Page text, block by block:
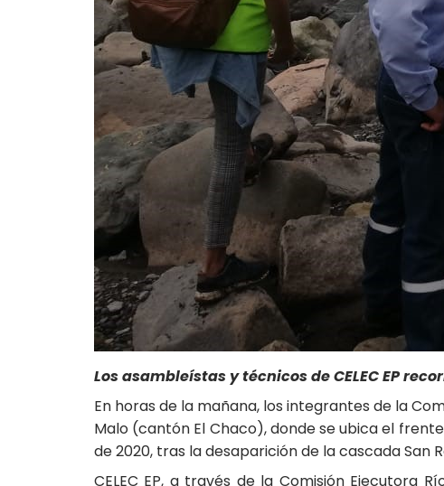
Los asambleístas y técnicos de CELEC EP
En horas de la mañana, los integrantes de la
Malo (cantón El Chaco), donde se ubica el
de 2020, tras la desaparición de la cascada San
CELEC EP, a través de la Comisión Ejecutora